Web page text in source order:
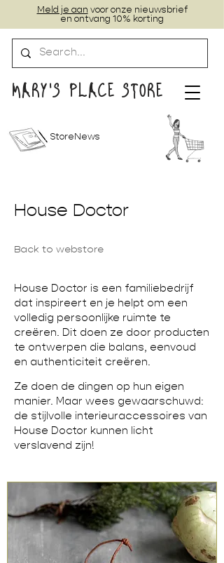
MARY'S PLACE STORE
StoreNews
Meld je aan voor onze nieuwsbrief
en ontvang 10% korting
House Doctor
Back to webstore
House Doctor is een familiebedrijf
dat inspireert en je helpt om een
volledig persoonlijke ruimte te
creëren. Dit doen ze door producten
te ontwerpen die balans, eenvoud
en authenticiteit creëren.
Ze doen de dingen op hun eigen
manier. Maar wees gewaarschuwd:
de stijlvolle interieuraccessoires van
House Doctor kunnen licht
verslavend zijn!